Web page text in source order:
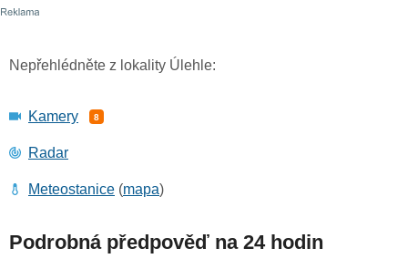
Nepřehlédněte z lokality Úlehle:
Kamery 8
Radar
Meteostanice (mapa)
Podrobná předpověď na 24 hodin